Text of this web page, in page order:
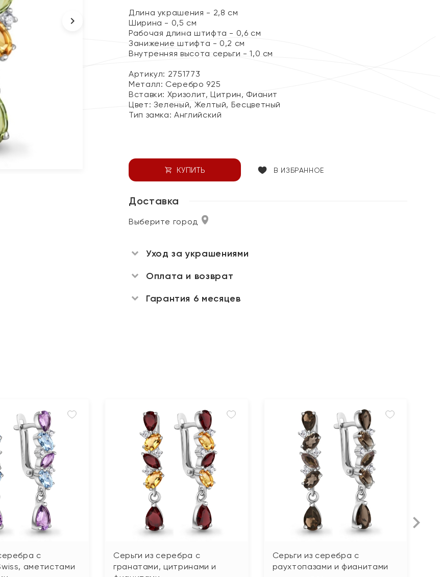
Длина украшения - 2,8 см
Ширина - 0,5 см
Рабочая длина штифта - 0,6 см
Занижение штифта - 0,2 см
Внутренняя высота серьги - 1,0 см
Артикул: 2751773
Металл: Серебро 925
Вставки: Хризолит, Цитрин, Фианит
Цвет: Зеленый, Желтый, Бесцветный
Тип замка:Английский
КУПИТЬ В ИЗБРАННОЕ
Доставка
Выберите город
Уход за украшениями
Оплата и возврат
Гарантия 6 месяцев
с
аметистами
Серьги из серебра с
гранатами, цитринами и
Серьги из серебра с
раухтопазами и фианитами